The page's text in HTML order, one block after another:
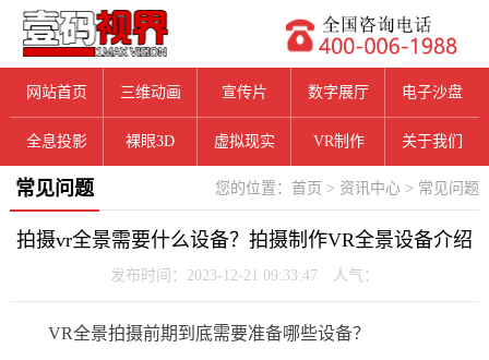
网站首页 三维动画 宣传片 数字展厅 电子沙盘
全息投影 裸眼3D 虚拟现实 VR制作 关于我们
您的位置： 首页 > 资讯中心 > 常见问题
常见问题
拍摄vr全景需要什么设备？拍摄制作VR全景设备介绍
发布时间：2023-12-21 09:33:47 人气：
VR全景拍摄前期到底需要准备哪些设备？